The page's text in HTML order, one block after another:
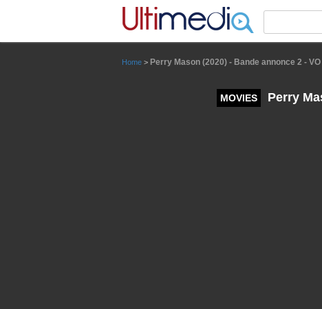
Home > Perry Mason (2020) - Bande annonce 2 - VO
MOVIES Perry